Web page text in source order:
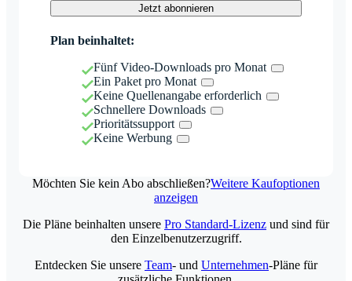
Jetzt abonnieren
Plan beinhaltet:
Fünf Video-Downloads pro Monat
Ein Paket pro Monat
Keine Quellenangabe erforderlich
Schnellere Downloads
Prioritätssupport
Keine Werbung
Möchten Sie kein Abo abschließen?Weitere Kaufoptionen
anzeigen
Die Pläne beinhalten unsere Pro Standard-Lizenz und sind für
den Einzelbenutzerzugriff.
Entdecken Sie unsere Team- und Unternehmen-Pläne für